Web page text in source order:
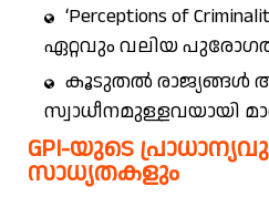
‘Perceptions of
ഏറ്റവും വലിയ
കൂടുതൽ രാജ്യങ്ങൾ
സ്വാധീനമുള്ളവയായി
GPI-യുടെ
സാധ്യതകളും